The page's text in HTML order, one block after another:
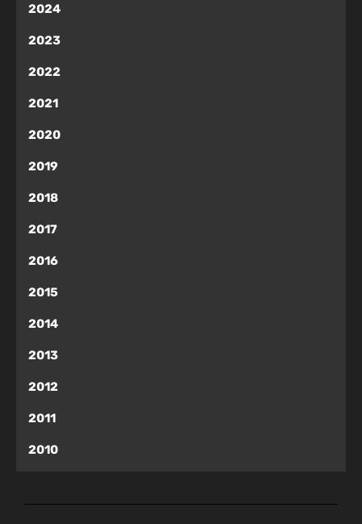
2024
2023
2022
2021
2020
2019
2018
2017
2016
2015
2014
2013
2012
2011
2010